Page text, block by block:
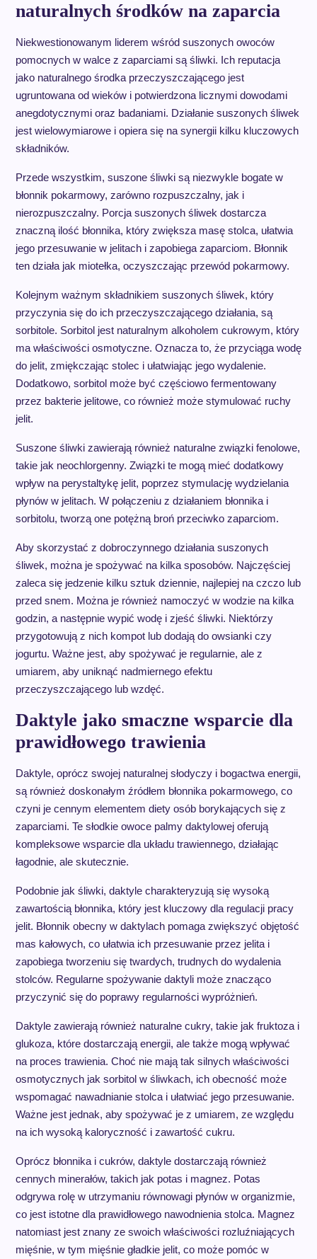
naturalnych środków na zaparcia
Niekwestionowanym liderem wśród suszonych owoców
pomocnych w walce z zaparciami są śliwki. Ich reputacja
jako naturalnego środka przeczyszczającego jest
ugruntowana od wieków i potwierdzona licznymi dowodami
anegdotycznymi oraz badaniami. Działanie suszonych śliwek
jest wielowymiarowe i opiera się na synergii kilku kluczowych
składników.
Przede wszystkim, suszone śliwki są niezwykle bogate w
błonnik pokarmowy, zarówno rozpuszczalny, jak i
nierozpuszczalny. Porcja suszonych śliwek dostarcza
znaczną ilość błonnika, który zwiększa masę stolca, ułatwia
jego przesuwanie w jelitach i zapobiega zaparciom. Błonnik
ten działa jak miotełka, oczyszczając przewód pokarmowy.
Kolejnym ważnym składnikiem suszonych śliwek, który
przyczynia się do ich przeczyszczającego działania, są
sorbitole. Sorbitol jest naturalnym alkoholem cukrowym, który
ma właściwości osmotyczne. Oznacza to, że przyciąga wodę
do jelit, zmiękczając stolec i ułatwiając jego wydalenie.
Dodatkowo, sorbitol może być częściowo fermentowany
przez bakterie jelitowe, co również może stymulować ruchy
jelit.
Suszone śliwki zawierają również naturalne związki fenolowe,
takie jak neochlorgenny. Związki te mogą mieć dodatkowy
wpływ na perystaltykę jelit, poprzez stymulację wydzielania
płynów w jelitach. W połączeniu z działaniem błonnika i
sorbitolu, tworzą one potężną broń przeciwko zaparciom.
Aby skorzystać z dobroczynnego działania suszonych
śliwek, można je spożywać na kilka sposobów. Najczęściej
zaleca się jedzenie kilku sztuk dziennie, najlepiej na czczo lub
przed snem. Można je również namoczyć w wodzie na kilka
godzin, a następnie wypić wodę i zjeść śliwki. Niektórzy
przygotowują z nich kompot lub dodają do owsianki czy
jogurtu. Ważne jest, aby spożywać je regularnie, ale z
umiarem, aby uniknąć nadmiernego efektu
przeczyszczającego lub wzdęć.
Daktyle jako smaczne wsparcie dla
prawidłowego trawienia
Daktyle, oprócz swojej naturalnej słodyczy i bogactwa energii,
są również doskonałym źródłem błonnika pokarmowego, co
czyni je cennym elementem diety osób borykających się z
zaparciami. Te słodkie owoce palmy daktylowej oferują
kompleksowe wsparcie dla układu trawiennego, działając
łagodnie, ale skutecznie.
Podobnie jak śliwki, daktyle charakteryzują się wysoką
zawartością błonnika, który jest kluczowy dla regulacji pracy
jelit. Błonnik obecny w daktylach pomaga zwiększyć objętość
mas kałowych, co ułatwia ich przesuwanie przez jelita i
zapobiega tworzeniu się twardych, trudnych do wydalenia
stolców. Regularne spożywanie daktyli może znacząco
przyczynić się do poprawy regularności wypróżnień.
Daktyle zawierają również naturalne cukry, takie jak fruktoza i
glukoza, które dostarczają energii, ale także mogą wpływać
na proces trawienia. Choć nie mają tak silnych właściwości
osmotycznych jak sorbitol w śliwkach, ich obecność może
wspomagać nawadnianie stolca i ułatwiać jego przesuwanie.
Ważne jest jednak, aby spożywać je z umiarem, ze względu
na ich wysoką kaloryczność i zawartość cukru.
Oprócz błonnika i cukrów, daktyle dostarczają również
cennych minerałów, takich jak potas i magnez. Potas
odgrywa rolę w utrzymaniu równowagi płynów w organizmie,
co jest istotne dla prawidłowego nawodnienia stolca. Magnez
natomiast jest znany ze swoich właściwości rozluźniających
mięśnie, w tym mięśnie gładkie jelit, co może pomóc w